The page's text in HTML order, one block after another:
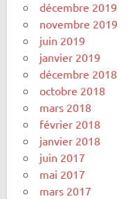
décembre 2019
novembre 2019
juin 2019
janvier 2019
décembre 2018
octobre 2018
mars 2018
février 2018
janvier 2018
juin 2017
mai 2017
mars 2017